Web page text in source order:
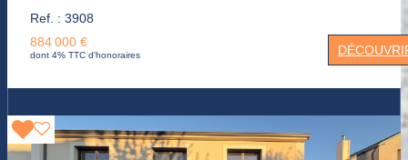
double, une cuisine indépendante, une chambre, une salle de
et un wc. A l'étage , trois chambres avec rangement. Un sous-sol
un garage. Un agréable jardin.
Ref. : 3908
884 000 €
dont 4% TTC d'honoraires